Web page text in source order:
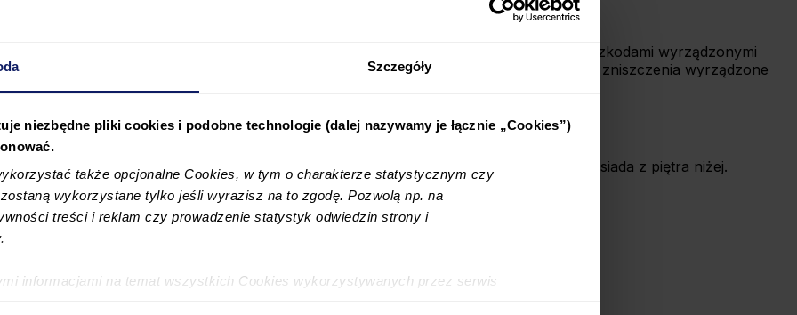
Szczegóły
niezbędne pliki cookies i podobne technologie (dalej nazywamy je łącznie „Cookies”)
także opcjonalne Cookies, w tym o charakterze statystycznym czy
wykorzystane tylko jeśli wyrazisz na to zgodę. Pozwolą np. na
treści i reklam czy prowadzenie statystyk odwiedzin strony i
informacjami na temat wszystkich Cookies wykorzystywanych przez serwis
w życiu prywatnym, które chroni Ciebie i Twoich bliskich przed przypadkowymi szkodami wyrządzonymi
innej osobie, ubezpieczyciel wypłaci jej odszkodowanie. Ochrona obejmuje również zniszczenia wyrządzone
w takim przypadku PZU może wypłacić odszkodowanie nawet do 10 000 zł.
szkodę innej osobie, ubezpieczyciel wypłaci jej odszkodowanie, np. przy zalaniu sąsiada z piętra niżej.
należące do najemcy, ubezpieczyciel wypłaci mu odszkodowanie z Twojego OC.
auto.
muzyczny najemcy.